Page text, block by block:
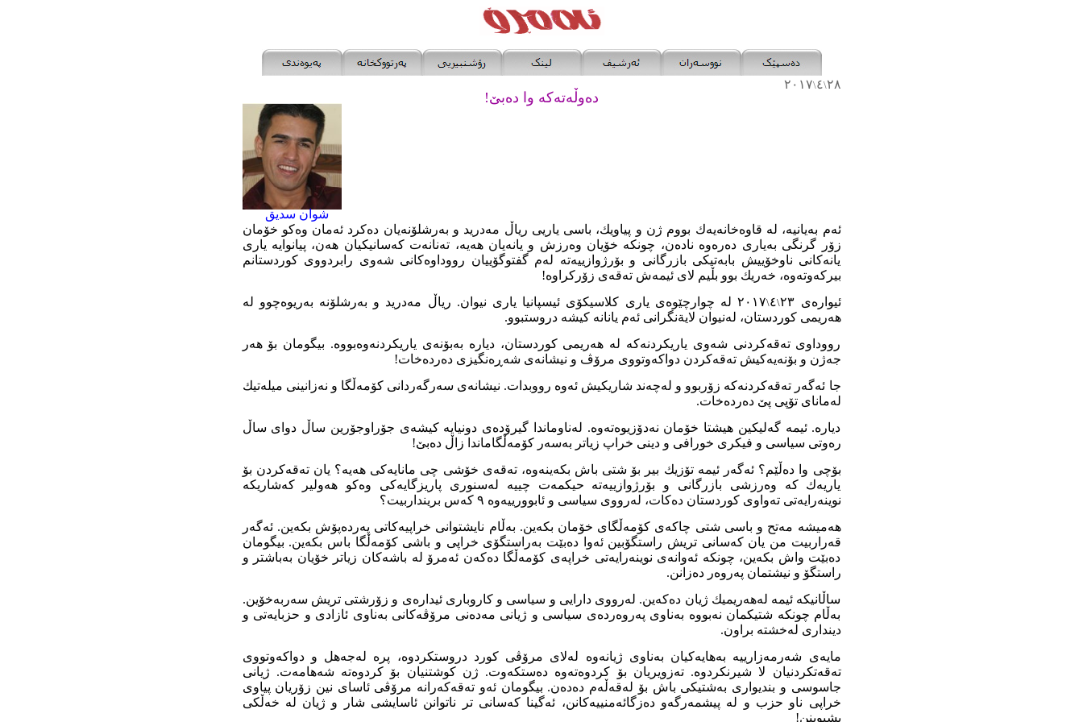
٢٨\٤\٢٠١٧
ده‌وڵەتەكە وا ده‌بێ!
شوان سدیق
ئەم بەيانيە، لە قاوەخانەيەك بووم ژن و پياويك، باسى ياريى رياڵ مەدريد و بەرشلۆنەيان دەكرد ئەمان وەكو خۆمان
زۆر گرنگى بەيارى دەرەوە نادەن، چونكه خۆيان وەرزش و يانەيان هەيە، تەنانەت كەسانيكيان هەن، پيانوايە يارى
يانەكانى ناوخۆييش بابەتيكى بازرگانى و بۆرژوازييەتە لەم گفتوگۆييان رووداوەكانى شەوى رابردووى كوردستانم
بيركەوتەوە، خەريك بوو بڵيم لاى ئيمەش تەقەى زۆركراوە!
ئيواره‌ى ٢٣
\٤\
٢٠١٧ لە چوارچێوەى يارى كلاسيكۆى ئيسپانيا يارى نيوان. رياڵ مەدريد و بەرشلۆنە به‌ريوه‌چوو لە
هەريمى كوردستان، لەنيوان لايةنگرانى ئەم يانانه كيشە دروستبوو.
رووداوى تەقەكردنى شەوى ياريكردنەكه لە هەريمى كوردستان، دياره بەبۆنەى ياريكردنەوەبووە. بيگومان بۆ هەر
جەژن و بۆنەيەكيش تەقەكردن دواكەوتووى مرۆڤ و نيشانەى شەڕەنگيزى دەردەخات!
جا ئەگەر تەقەكردنەكە زۆربوو و لەچەند شاريكيش ئەوە رووبدات. نيشانەى سەرگەردانى كۆمەڵگا و نەزانينى ميلەتيك
لەماناى تۆپى پێ دەردەخات.
ديارە. ئيمە گەليكين هيشتا خۆمان نەدۆزيوەتەوە. لەناوماندا گيرۆدەى دونيايه كيشەى جۆراوجۆرين ساڵ دواى ساڵ
رەوتى سياسى و فيكرى خورافى و دينى خراپ زياتر بەسەر كۆمەڵگاماندا زاڵ دەبێ!
بۆچى وا دەڵێم؟ ئەگەر ئيمە تۆزيك بير بۆ شتى باش بكەينەوە، تەقەى خۆشى چى مانايەكى هەيە؟ يان تەقەكردن بۆ
ياريەك كە وەرزشى بازرگانى و بۆرژوازييەتە حيكمەت چييە لەسنورى پاريزگايەكى وەكو هەولير كەشاريكە
نوينەرايەتى تەواوى كوردستان دەكات، لەرووى سياسى و ئابوورييەوە ٩ كەس برينداربيت؟
هەميشە مەتح و باسى شتى چاكەى كۆمەڵگاى خۆمان بكەين. بەڵام نايشتوانى خراپيەكاتى پەردەپۆش بكەين. ئەگەر
قەراربيت من يان كەسانى تريش راستگۆبين ئەوا دەبێت بەراستگۆى خراپى و باشى كۆمەڵگا باس بكەين. بيگومان
دەبێت واش بكەين، چونكە ئەوانەى نوينەرايەتى خراپەى كۆمەڵگا دەكەن ئەمرۆ لە باشەكان زياتر خۆيان بەباشتر و
راستگۆ و نيشتمان پەروەر دەزانن.
ساڵانيكە ئيمه لەهەريميك ژيان دەكەين. لەرووى دارايى و سياسى و كاروبارى ئيدارەى و زۆرشتى تريش سەربەخۆين.
بەڵام چونكە شتيكمان نەبووە بەناوى پەروەردەى سياسى و ژيانى مەدەنى مرۆڤەكانى بەناوى ئازادى و حزبايەتى و
ديندارى لەخشتە براون.
مايەى شەرمەزارييە بەهايەكيان بەناوى ژيانەوە لەلاى مرۆڤى كورد دروستكردوه، پرە لەجەهل و دواكەوتووى
تەقەتكردنيان لا شيرنكردوە. تەزويريان بۆ كردوەتەوە دەستكەوت. ژن كوشتنيان بۆ كردوەتە شەهامەت. ژيانى
جاسوسى و بنديوارى بەشتيكى باش بۆ لەقەڵەم دەدەن. بيگومان ئەو تەقەكەرانه مرۆڤى ئاساى نين زۆريان پياوى
خراپی ناو حزب و له پيشمەرگەو دەزگائەمنييەكانن، ئەگينا كه‌سانى تر ناتوانن ئاسايشى شار و ژیان لە خەڵكی
بشيوينن!